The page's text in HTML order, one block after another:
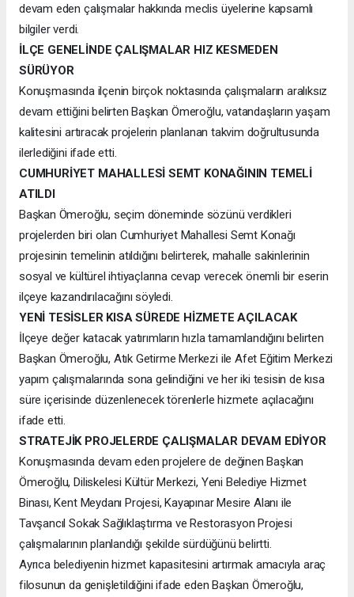
devam eden çalışmalar hakkında meclis üyelerine kapsamlı
bilgiler verdi.
İLÇE GENELİNDE ÇALIŞMALAR HIZ KESMEDEN
SÜRÜYOR
Konuşmasında ilçenin birçok noktasında çalışmaların aralıksız
devam ettiğini belirten Başkan Ömeroğlu, vatandaşların yaşam
kalitesini artıracak projelerin planlanan takvim doğrultusunda
ilerlediğini ifade etti.
CUMHURİYET MAHALLESİ SEMT KONAĞININ TEMELİ
ATILDI
Başkan Ömeroğlu, seçim döneminde sözünü verdikleri
projelerden biri olan Cumhuriyet Mahallesi Semt Konağı
projesinin temelinin atıldığını belirterek, mahalle sakinlerinin
sosyal ve kültürel ihtiyaçlarına cevap verecek önemli bir eserin
ilçeye kazandırılacağını söyledi.
YENİ TESİSLER KISA SÜREDE HİZMETE AÇILACAK
İlçeye değer katacak yatırımların hızla tamamlandığını belirten
Başkan Ömeroğlu, Atık Getirme Merkezi ile Afet Eğitim Merkezi
yapım çalışmalarında sona gelindiğini ve her iki tesisin de kısa
süre içerisinde düzenlenecek törenlerle hizmete açılacağını
ifade etti.
STRATEJİK PROJELERDE ÇALIŞMALAR DEVAM EDİYOR
Konuşmasında devam eden projelere de değinen Başkan
Ömeroğlu, Diliskelesi Kültür Merkezi, Yeni Belediye Hizmet
Binası, Kent Meydanı Projesi, Kayapınar Mesire Alanı ile
Tavşancıl Sokak Sağlıklaştırma ve Restorasyon Projesi
çalışmalarının planlandığı şekilde sürdüğünü belirtti.
Ayrıca belediyenin hizmet kapasitesini artırmak amacıyla araç
filosunun da genişletildiğini ifade eden Başkan Ömeroğlu,